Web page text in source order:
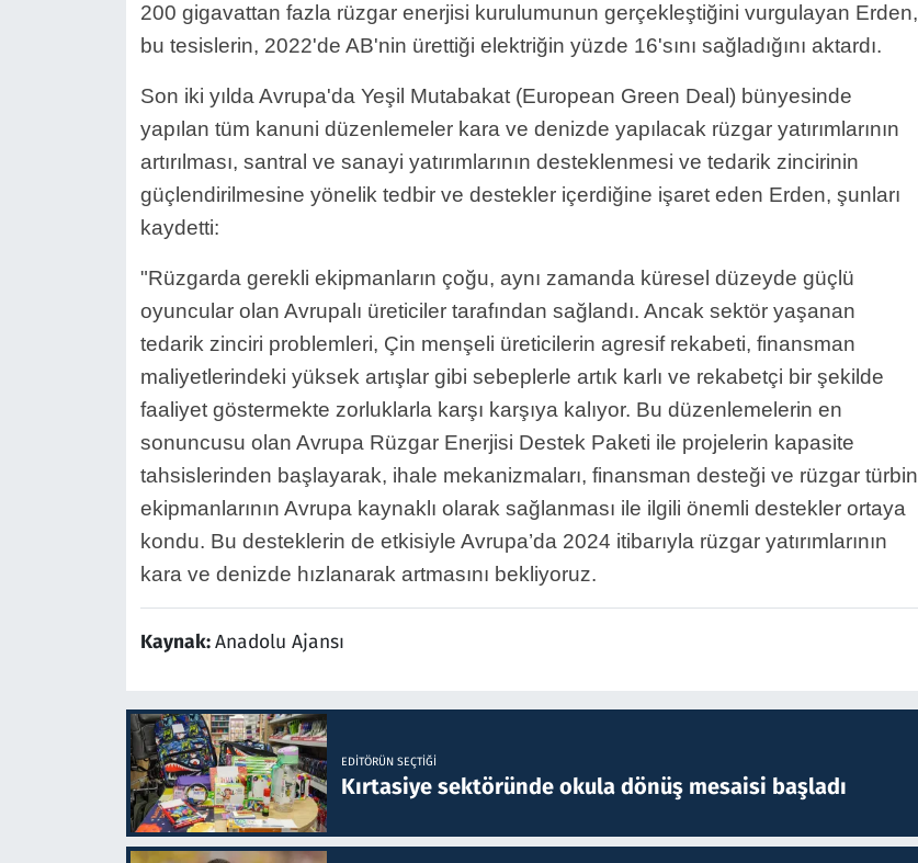
200 gigavattan fazla rüzgar enerjisi kurulumunun gerçekleştiğini vurgulayan Erden,
bu tesislerin, 2022'de AB'nin ürettiği elektriğin yüzde 16'sını sağladığını aktardı.
Son iki yılda Avrupa'da Yeşil Mutabakat (European Green Deal) bünyesinde
yapılan tüm kanuni düzenlemeler kara ve denizde yapılacak rüzgar yatırımlarının
artırılması, santral ve sanayi yatırımlarının desteklenmesi ve tedarik zincirinin
güçlendirilmesine yönelik tedbir ve destekler içerdiğine işaret eden Erden, şunları
kaydetti:
"Rüzgarda gerekli ekipmanların çoğu, aynı zamanda küresel düzeyde güçlü
oyuncular olan Avrupalı ​​üreticiler tarafından sağlandı. Ancak sektör yaşanan
tedarik zinciri problemleri, Çin menşeli üreticilerin agresif rekabeti, finansman
maliyetlerindeki yüksek artışlar gibi sebeplerle artık karlı ve rekabetçi bir şekilde
faaliyet göstermekte zorluklarla karşı karşıya kalıyor. Bu düzenlemelerin en
sonuncusu olan Avrupa Rüzgar Enerjisi Destek Paketi ile projelerin kapasite
tahsislerinden başlayarak, ihale mekanizmaları, finansman desteği ve rüzgar türbin
ekipmanlarının Avrupa kaynaklı olarak sağlanması ile ilgili önemli destekler ortaya
kondu. Bu desteklerin de etkisiyle Avrupa’da 2024 itibarıyla rüzgar yatırımlarının
kara ve denizde hızlanarak artmasını bekliyoruz.
Kaynak:Anadolu Ajansı
EDITÖRÜN SEÇTIĞI
Kırtasiye sektöründe okula dönüş mesaisi başladı